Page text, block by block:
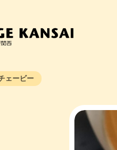
ェービー